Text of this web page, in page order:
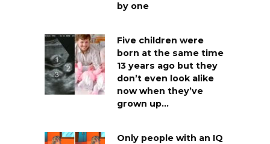
by one
Five children were
born at the same time
13 years ago but they
don’t even look alike
now when they’ve
grown up…
Only people with an IQ